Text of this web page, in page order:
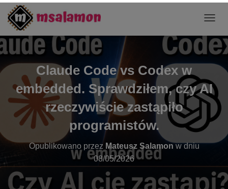
R
Z
E
Ł
C
Z
N
W
G
Claude Code vs Codex w
embedded. Sprawdziłem, czy AI
rzeczywiście zastąpiło
programistów.
Opublikowano przez Mateusz Salamonw dniu
08/05/2026